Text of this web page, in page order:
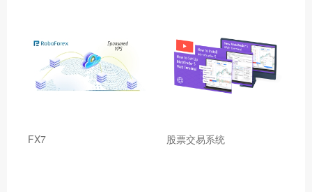
FX7 股票交易系统